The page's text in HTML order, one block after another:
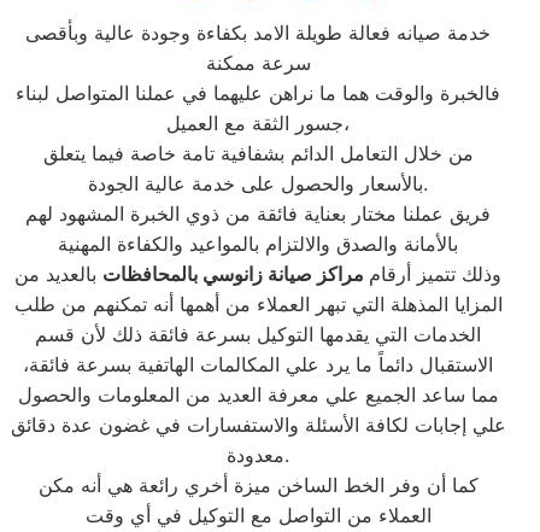
خدمة صيانه فعالة طويلة الامد بكفاءة وجودة عالية وبأقصى
سرعة ممكنة
فالخبرة والوقت هما ما نراهن عليهما في عملنا المتواصل لبناء
جسور الثقة مع العميل،
من خلال التعامل الدائم بشفافية تامة خاصة فيما يتعلق
بالأسعار والحصول على خدمة عالية الجودة.
فريق عملنا مختار بعناية فائقة من ذوي الخبرة المشهود لهم
بالأمانة والصدق والالتزام بالمواعيد والكفاءة المهنية
وذلك تتميز أرقام مراكز صيانة زانوسي بالمحافظات بالعديد من
المزايا المذهلة التي تبهر العملاء من أهمها أنه تمكنهم من طلب
الخدمات التي يقدمها التوكيل بسرعة فائقة ذلك لأن قسم
الاستقبال دائماً ما يرد علي المكالمات الهاتفية بسرعة فائقة،
مما ساعد الجميع علي معرفة العديد من المعلومات والحصول
علي إجابات لكافة الأسئلة والاستفسارات في غضون عدة دقائق
معدودة.
كما أن وفر الخط الساخن ميزة أخري رائعة هي أنه مكن
العملاء من التواصل مع التوكيل في أي وقت